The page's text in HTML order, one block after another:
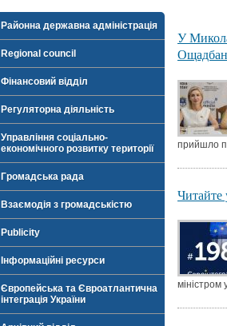
Районна державна адміністрація
Regional council
Фінансовий відділ
Регуляторна діяльність
Управління соціально-
економічного розвитку території
Громадська рада
Взаємодія з громадськістю
Publicity
Інформаційні ресурси
Європейська та Євроатлантична
інтеграція України
У
прийшло
Читайте
міністром